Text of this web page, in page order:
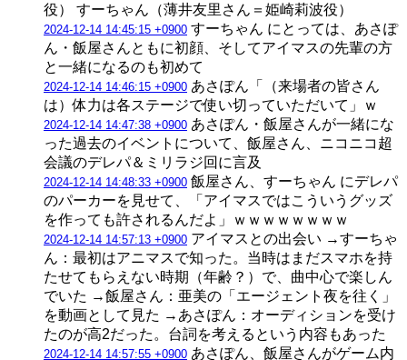
役） すーちゃん（薄井友里さん＝姫崎莉波役）
2024-12-14 14:45:15 +0900 すーちゃん にとっては、あさぽ
ん・飯屋さんともに初顔、そしてアイマスの先輩の方
と一緒になるのも初めて
2024-12-14 14:46:15 +0900 あさぽん「（来場者の皆さん
は）体力は各ステージで使い切っていただいて」ｗ
2024-12-14 14:47:38 +0900 あさぽん・飯屋さんが一緒にな
った過去のイベントについて、飯屋さん、ニコニコ超
会議のデレパ＆ミリラジ回に言及
2024-12-14 14:48:33 +0900 飯屋さん、すーちゃん にデレパ
のパーカーを見せて、「アイマスではこういうグッズ
を作っても許されるんだよ」ｗｗｗｗｗｗｗｗ
2024-12-14 14:57:13 +0900 アイマスとの出会い →すーちゃ
ん：最初はアニマスで知った。当時はまだスマホを持
たせてもらえない時期（年齢？）で、曲中心で楽しん
でいた →飯屋さん：亜美の「エージェント夜を往く」
を動画として見た →あさぽん：オーディションを受け
たのが高2だった。台詞を考えるという内容もあった
2024-12-14 14:57:55 +0900 あさぽん、飯屋さんがゲーム内